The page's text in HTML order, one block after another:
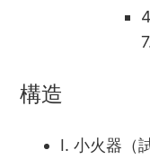
構造
I. 小火器（